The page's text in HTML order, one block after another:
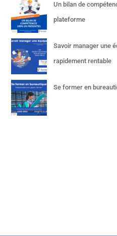
Un bilan de
plateforme
Savoir manager une
rapidement rentable
Se former en